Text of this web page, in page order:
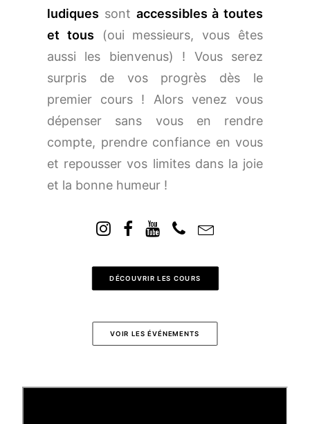
ludiques sont accessibles à toutes
et tous (oui messieurs, vous êtes
aussi les bienvenus) ! Vous serez
surpris de vos progrès dès le
premier cours ! Alors venez vous
dépenser sans vous en rendre
compte, prendre confiance en vous
et repousser vos limites dans la joie
et la bonne humeur !
DÉCOUVRIR LES COURS
VOIR LES ÉVÉNEMENTS